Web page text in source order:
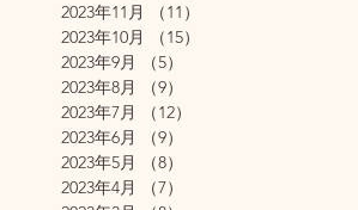
2023年11月
（11）
2023年10月
（15）
2023年9月
（5）
2023年8月
（9）
2023年7月
（12）
2023年6月
（9）
2023年5月
（8）
2023年4月
（7）